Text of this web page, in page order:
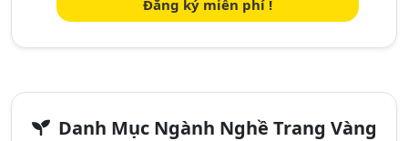
Đăng ký miễn phí !
Danh Mục Ngành Nghề Trang Vàng